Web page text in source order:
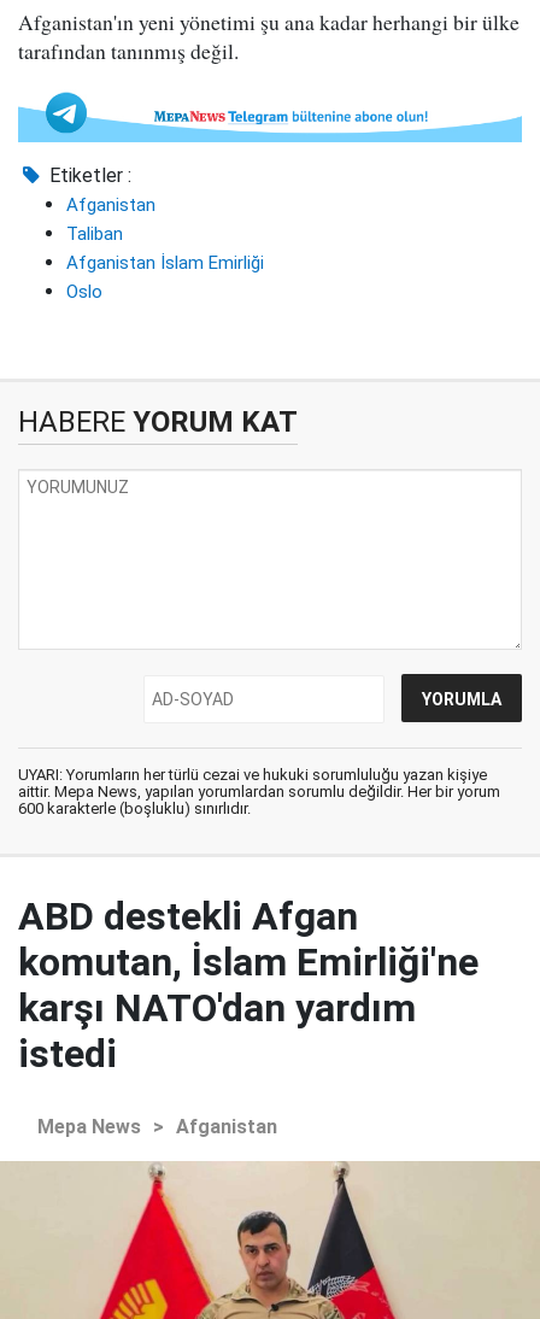
Afganistan'ın yeni yönetimi şu ana kadar herhangi bir ülke
tarafından tanınmış değil.
Etiketler :
Afganistan
Taliban
Afganistan İslam Emirliği
Oslo
HABERE YORUM KAT
UYARI: Yorumların her türlü cezai ve hukuki sorumluluğu yazan kişiye
aittir. Mepa News, yapılan yorumlardan sorumlu değildir. Her bir yorum
600 karakterle (boşluklu) sınırlıdır.
ABD destekli Afgan
komutan, İslam Emirliği'ne
karşı NATO'dan yardım
istedi
Mepa News > Afganistan